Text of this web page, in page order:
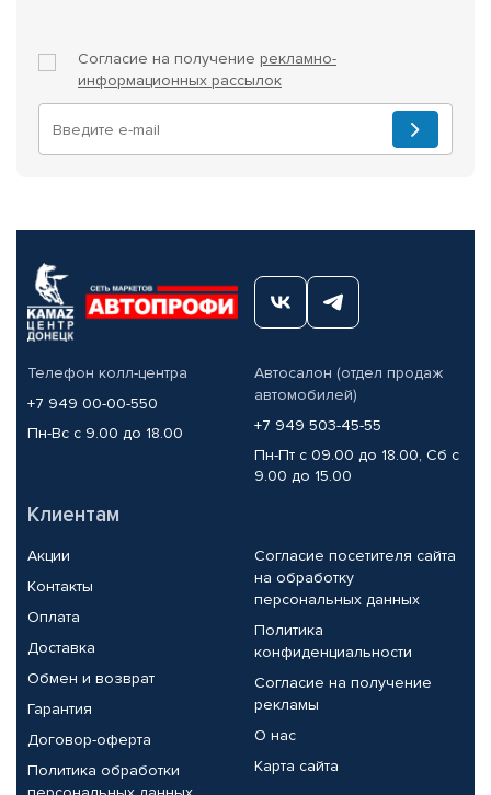
Согласие на получение рекламно-
информационных рассылок
Телефон колл-центра
+7 949 00-00-550
Пн-Вс с 9.00 до 18.00
Автосалон (отдел продаж
автомобилей)
+7 949 503-45-55
Пн-Пт с 09.00 до 18.00, Сб с
9.00 до 15.00
Клиентам
Акции
Контакты
Оплата
Доставка
Обмен и возврат
Гарантия
Договор-оферта
Политика обработки
Согласие посетителя сайта
на обработку
персональных данных
Политика
конфиденциальности
Согласие на получение
рекламы
О нас
Карта сайта